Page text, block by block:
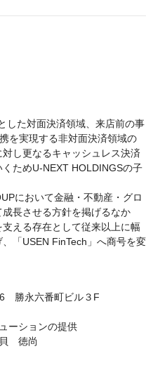
した対面決済領域、来店前の事
を実現する非対面決済領域の
し更なるキャッシュレス決済
ためU-NEXT HOLDINGSの子
において金融・不動産・グロ
長させる方針を掲げるなか
える存在として従来以上に幅
「USEN FinTech」へ商号を変
勝永六番町ビル３F
ションの提供
徳尚